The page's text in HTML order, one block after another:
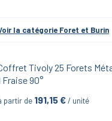
la catégorie Foret et Burin
Tivoly 25 Forets
Fraise 90°
partir de 191,15 € / unité